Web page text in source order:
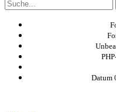
Datum